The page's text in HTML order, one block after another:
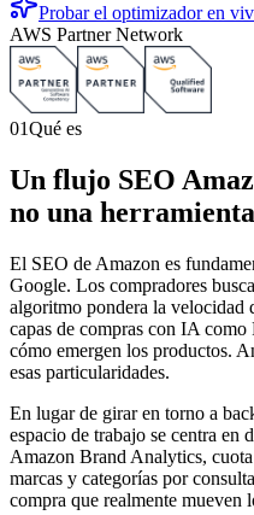
Probar el optimizador en
AWS Partner Network
01Qué es
Un flujo SEO
no una
El SEO de Amazon es
Google. Los compradores
algoritmo pondera la velocidad
capas de compras con IA
cómo emergen los productos.
esas particularidades.
En lugar de girar en torno a
espacio de trabajo se centra en
Amazon Brand Analytics,
marcas y categorías por
compra que realmente mueven